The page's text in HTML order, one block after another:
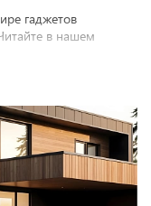
гаджетов
в нашем